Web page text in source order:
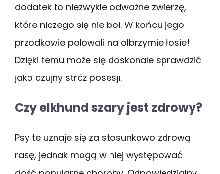
dodatek to niezwykle odważne zwierzę,
które niczego się nie boi. W końcu jego
przodkowie polowali na olbrzymie łosie!
Dzięki temu może się doskonale sprawdzić
jako czujny stróż posesji.
Czy elkhund szary jest zdrowy?
Psy te uznaje się za stosunkowo zdrową
rasę, jednak mogą w niej występować